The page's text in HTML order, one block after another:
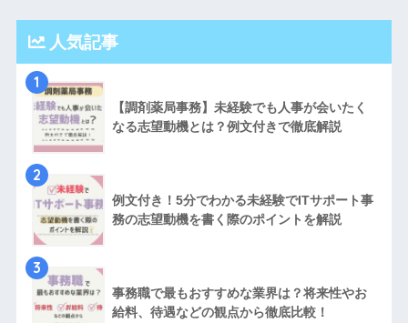
人気記事
1
【調剤薬局事務】未経験でも人事が会いたく
なる志望動機とは？例文付きで徹底解説
2
例文付き！5分でわかる未経験でITサポート事
務の志望動機を書く際のポイントを解説
3
事務職で最もおすすめな業界は？将来性やお
給料、待遇などの観点から徹底比較！